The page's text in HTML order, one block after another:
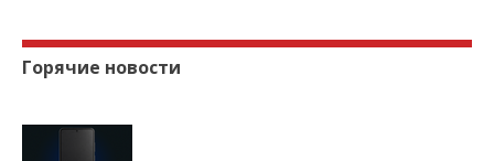
Горячие новости